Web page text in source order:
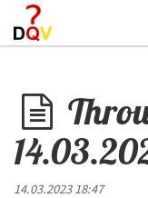
14.03.2023 18:47